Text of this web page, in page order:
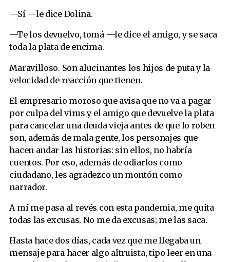
—Sí —le dice Dolina.
—Te los devuelvo, tomá —le dice el amigo, y se saca
toda la plata de encima.
Maravilloso. Son alucinantes los hijos de puta y la
velocidad de reacción que tienen.
El empresario moroso que avisa que no va a pagar
por culpa del virus y el amigo que devuelve la plata
para cancelar una deuda vieja antes de que lo roben
son, además de mala gente, los personajes que
hacen andar las historias: sin ellos, no habría
cuentos. Por eso, además de odiarlos como
ciudadano, les agradezco un montón como
narrador.
A mí me pasa al revés con esta pandemia, me quita
todas las excusas. No me da excusas; me las saca.
Hasta hace dos días, cada vez que me llegaba un
mensaje para hacer algo altruista, tipo leer en una